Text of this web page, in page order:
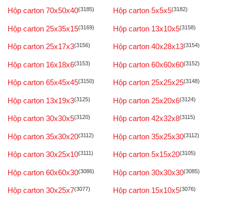
Hộp carton 70x50x40(3185) Hộp carton 5x5x5(3182)
Hộp carton 25x35x15(3169) Hộp carton 13x10x5(3158)
Hộp carton 25x17x3(3156) Hộp carton 40x28x13(3154)
Hộp carton 16x18x6(3153) Hộp carton 60x60x60(3152)
Hộp carton 65x45x45(3150) Hộp carton 25x25x25(3148)
Hộp carton 13x19x3(3125) Hộp carton 25x20x6(3124)
Hộp carton 30x30x5(3120) Hộp carton 42x32x8(3115)
Hộp carton 35x30x20(3112) Hộp carton 35x25x30(3112)
Hộp carton 30x25x10(3111) Hộp carton 5x15x20(3105)
Hộp carton 60x60x30(3086) Hộp carton 30x30x30(3085)
Hộp carton 30x25x7(3077) Hộp carton 15x10x5(3076)